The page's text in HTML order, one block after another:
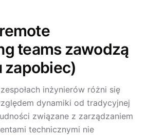
teams zawodzą
zapobiec)
inżynierów różni się
dynamiki od tradycyjnej
związane z zarządzaniem
technicznymi nie